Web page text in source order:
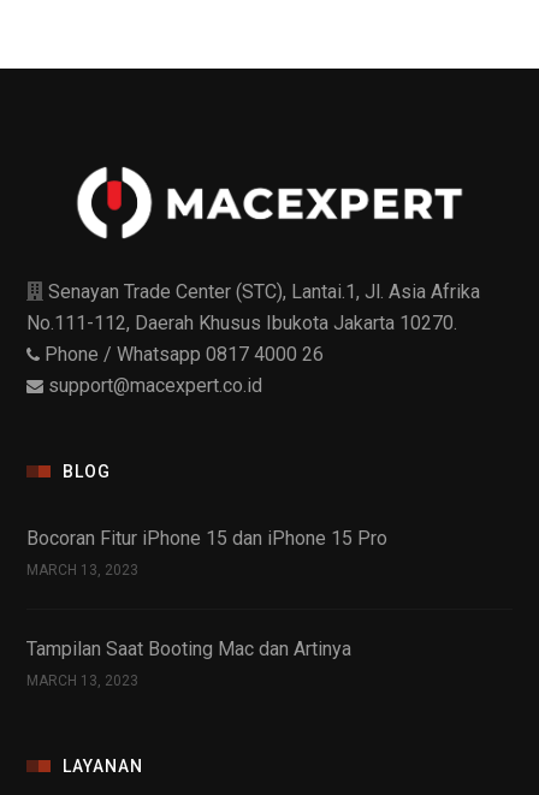
Senayan Trade Center (STC), Lantai.1, Jl. Asia Afrika
No.111-112, Daerah Khusus Ibukota Jakarta 10270.
Phone / Whatsapp 0817 4000 26
support@macexpert.co.id
BLOG
Bocoran Fitur iPhone 15 dan iPhone 15 Pro
MARCH 13, 2023
Tampilan Saat Booting Mac dan Artinya
MARCH 13, 2023
LAYANAN